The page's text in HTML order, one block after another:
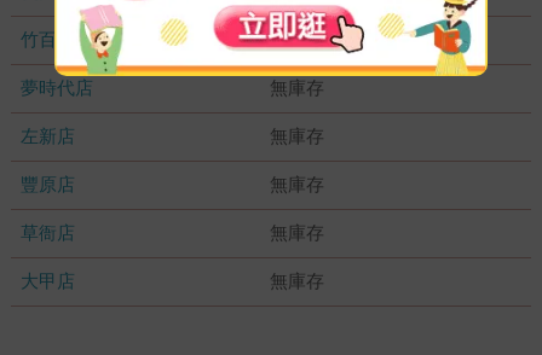
竹百店 無庫存
夢時代店 無庫存
左新店 無庫存
豐原店 無庫存
草衙店 無庫存
大甲店 無庫存